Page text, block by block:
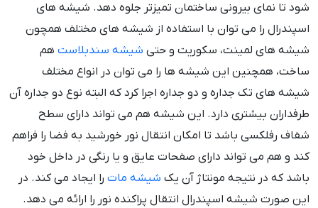
شود تا نمای بیرونی ساختمان تمیزتر جلوه دهد. شیشه های
اسپندرال را می توان با استفاده از شیشه های مختلف همچون
شیشه های لمینت، سکوریت و حتی شیشه سندبلاست هم
ساخت، همچنین این شیشه ها را می توان در انواع مختلف
شیشه های تک جداره و دو جداره اجرا کرد که البته نوع دو جداره آن
طرفداران بیشتری دارد. این شیشه هم می تواند دارای سطح
شفاف رفلکسی باشد تا امکان انتقال نور خورشید به فضا را فراهم
کند و هم می تواند دارای صفحات عایق و یا رنگی در داخل خود
باشد که در نتیجه مونتاژ آن یک شیشه مات را ایجاد می کند. در
این صورت شیشه اسپندرال انتقال پراکنده نور را ارائه می دهد.